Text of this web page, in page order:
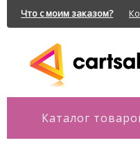
Что с моим заказом?
Каталог